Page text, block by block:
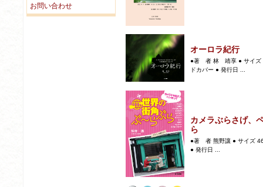
お問い合わせ
オーロラ紀行
●著 者 林 靖享 ● サイズ
ドカバー ● 発行日 ...
カメラぶらさげ、
ら
●著 者 熊野讓 ● サイズ
● 発行日 ...